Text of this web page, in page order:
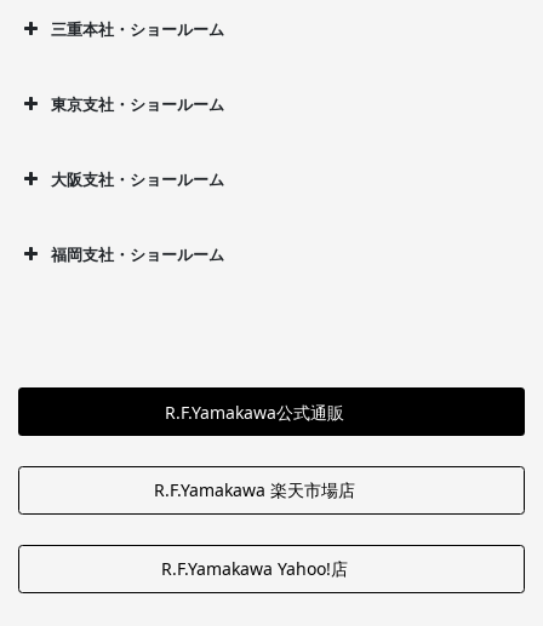
三重本社・ショールーム
東京支社・ショールーム
大阪支社・ショールーム
福岡支社・ショールーム
R.F.Yamakawa公式通販
R.F.Yamakawa 楽天市場店
R.F.Yamakawa Yahoo!店